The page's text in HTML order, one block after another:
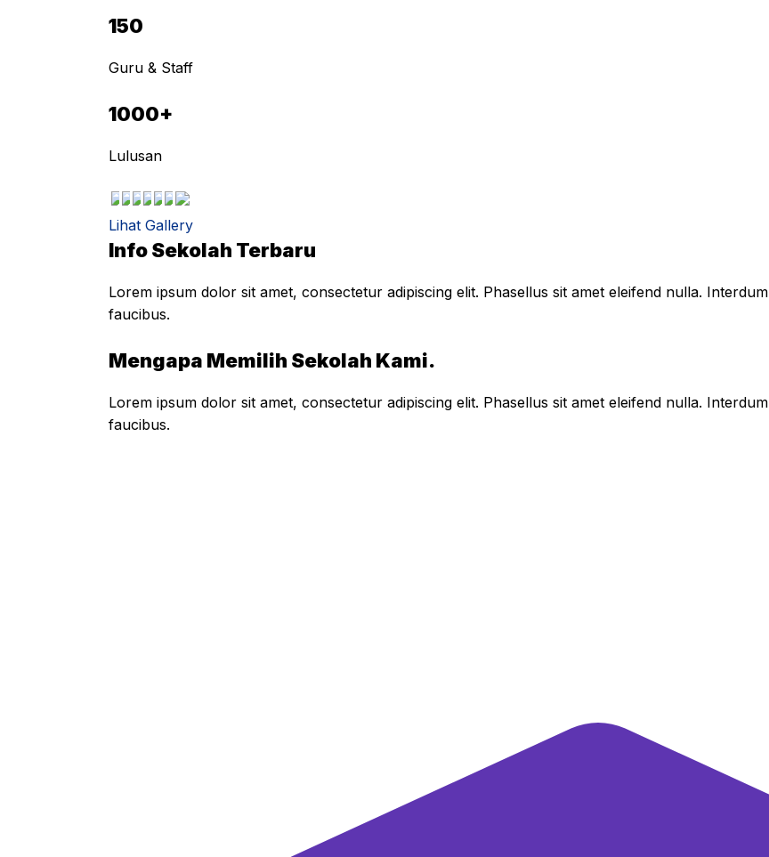
150
Guru & Staff
1000+
Lulusan
Lihat Gallery
Info Sekolah Terbaru
Lorem ipsum dolor sit amet, consectetur adipiscing elit. Phasellus sit amet eleifend nulla.
faucibus.
Mengapa Memilih Sekolah Kami.
Lorem ipsum dolor sit amet, consectetur adipiscing elit. Phasellus sit amet eleifend nulla.
faucibus.